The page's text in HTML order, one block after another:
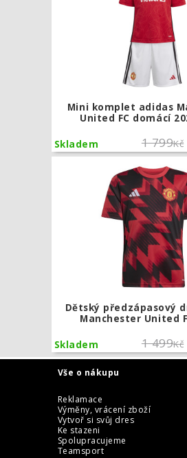
Mini komplet adidas
United FC domácí
1 799Kč
Skladem
Dětský předzápasový
Manchester United
1 499Kč
Skladem
Vše o nákupu
Reklamace
Výměny, vrácení zboží
Vytvoř si svůj dres
Ke stazeni
Spolupracujeme
Teamsport